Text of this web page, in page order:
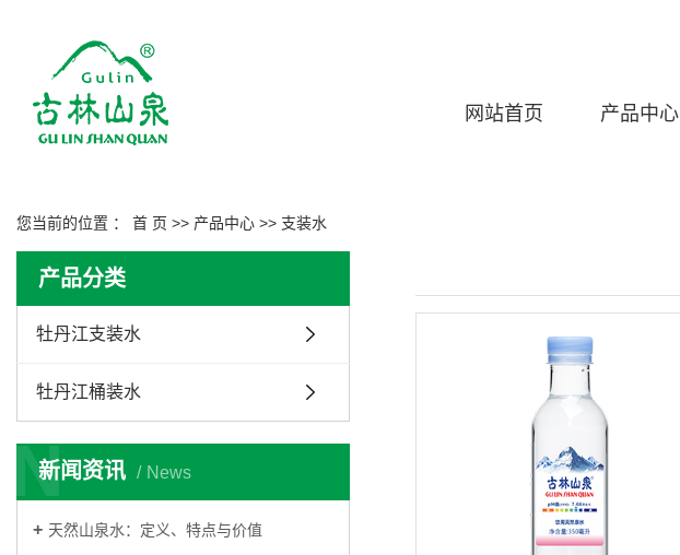
网站首页 产品中心
您当前的位置 ： 首 页 >> 产品中心 >> 支装水
产品分类
牡丹江支装水
牡丹江桶装水
新闻资讯 News
N
天然山泉水：定义、特点与价值